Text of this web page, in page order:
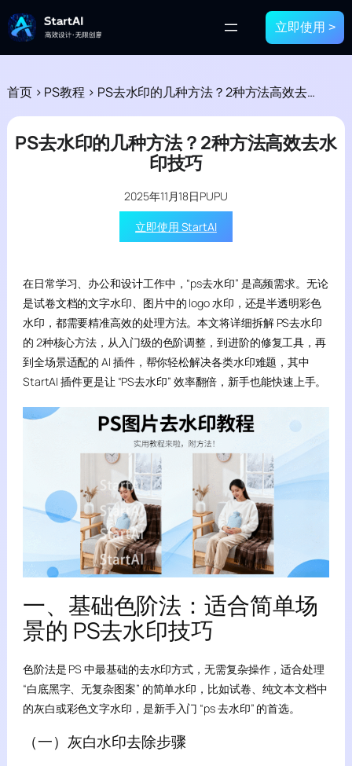
立即使用 >
首页 > PS教程 > PS去水印的几种方法？2种方法高效去水印技巧
PS去水印的几种方法？2种方法高效去水
印技巧
2025年11月18日PUPU
立即使用 StartAI
在日常学习、办公和设计工作中，“ps去水印” 是高频需求。无论
是试卷文档的文字水印、图片中的 logo 水印，还是半透明彩色
水印，都需要精准高效的处理方法。本文将详细拆解 PS去水印
的 2种核心方法，从入门级的色阶调整，到进阶的修复工具，再
到全场景适配的 AI 插件，帮你轻松解决各类水印难题，其中
StartAI 插件更是让 “PS去水印” 效率翻倍，新手也能快速上手。
一、基础色阶法：适合简单场
景的 PS去水印技巧
色阶法是 PS 中最基础的去水印方式，无需复杂操作，适合处理
“白底黑字、无复杂图案” 的简单水印，比如试卷、纯文本文档中
的灰白或彩色文字水印，是新手入门 “ps 去水印” 的首选。
（一）灰白水印去除步骤